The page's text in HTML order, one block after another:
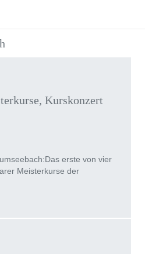
Kurskonzert
erste von vier
Meisterkurse der